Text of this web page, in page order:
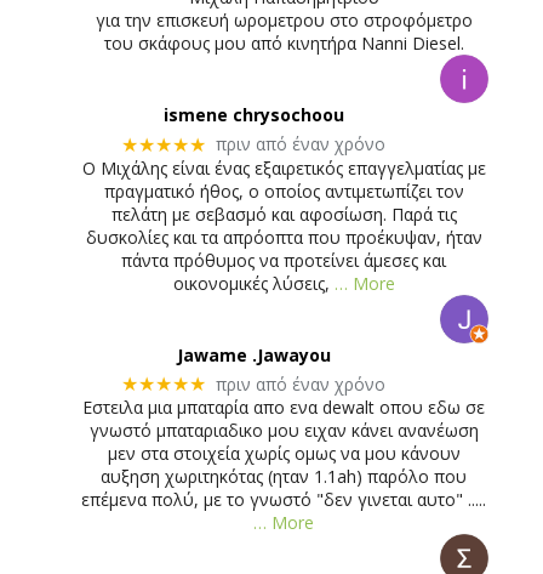
για την επισκευή ωρομετρου στο στροφόμετρο
του σκάφους μου από κινητήρα Nanni Diesel.
ismene chrysochoou
★★★★★ πριν από έναν χρόνο
Ο Μιχάλης είναι ένας εξαιρετικός επαγγελματίας με
πραγματικό ήθος, ο οποίος αντιμετωπίζει τον
πελάτη με σεβασμό και αφοσίωση. Παρά τις
δυσκολίες και τα απρόοπτα που προέκυψαν, ήταν
πάντα πρόθυμος να προτείνει άμεσες και
οικονομικές λύσεις, … More
Jawame .Jawayou
★★★★★ πριν από έναν χρόνο
Εστειλα μια μπαταρία απο ενα dewalt οπου εδω σε
γνωστό μπαταριαδικο μου ειχαν κάνει ανανέωση
μεν στα στοιχεία χωρίς ομως να μου κάνουν
αυξηση χωριτηκότας (ηταν 1.1ah) παρόλο που
επέμενα πολύ, με το γνωστό "δεν γινεται αυτο" .....
… More